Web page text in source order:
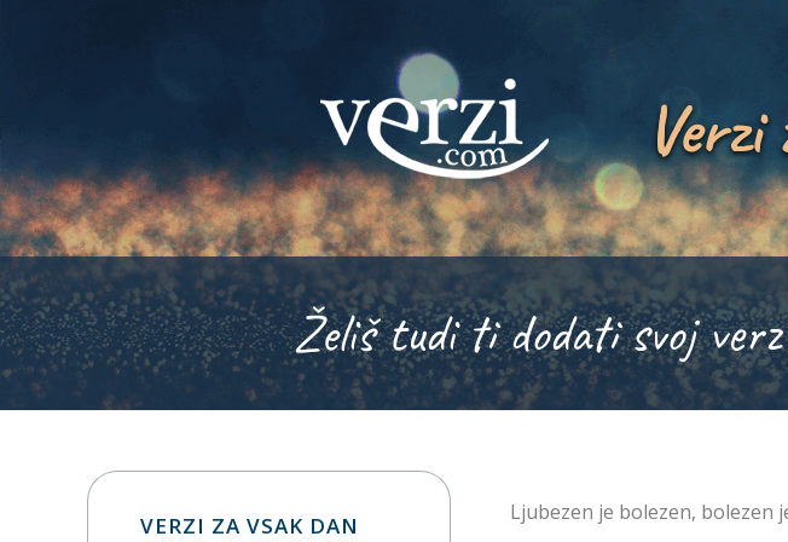
Želiš tudi ti dodati svoj
Ljubezen je bolezen, bolezen
VERZI ZA VSAK DAN